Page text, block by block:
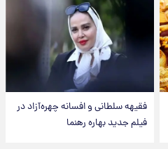
فقیهه سلطانی و افسانه چهره‌آزاد در
فیلم جدید بهاره رهنما